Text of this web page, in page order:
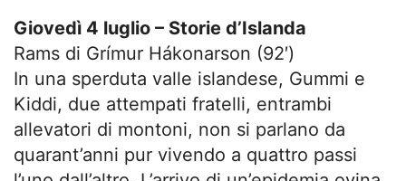
Giovedì 4 luglio – Storie d’Islanda
Rams di Grímur Hákonarson (92′)
In una sperduta valle islandese, Gummi e
Kiddi, due attempati fratelli, entrambi
allevatori di montoni, non si parlano da
quarant’anni pur vivendo a quattro passi